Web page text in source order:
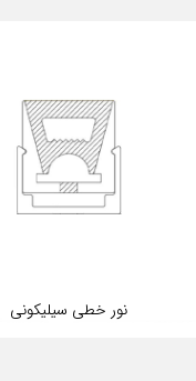
نور خطی سیلیکونی